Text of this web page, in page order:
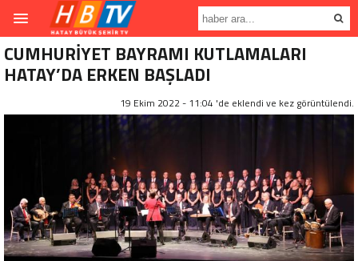
CUMHURİYET BAYRAMI KUTLAMALARI
HATAY’DA ERKEN BAŞLADI
19 Ekim 2022 - 11:04 'de eklendi ve kez görüntülendi.